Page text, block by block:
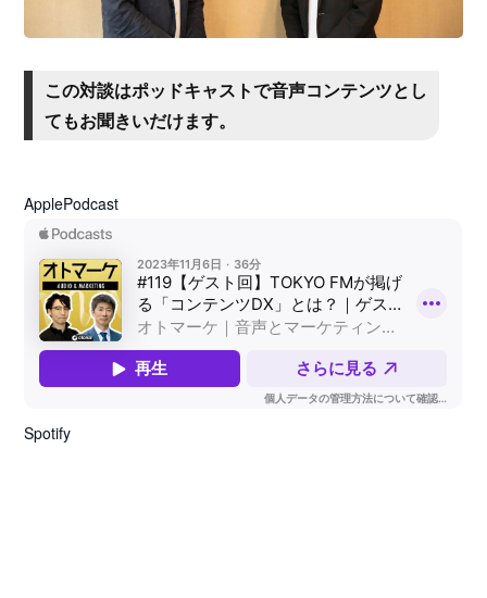
この対談はポッドキャストで音声コンテンツとし
てもお聞きいだけます。
ApplePodcast
Spotify